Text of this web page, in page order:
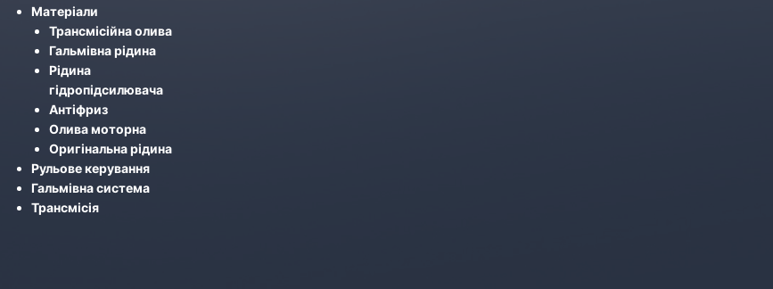
Матеріали
Трансмісійна олива
Гальмівна рідина
Рідина
гідропідсилювача
Антіфриз
Олива моторна
Оригінальна рідина
Рульове керування
Гальмівна система
Трансмісія